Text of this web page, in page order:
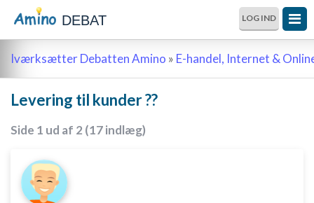
DEBAT LOG IND
Iværksætter Debatten Amino » E-handel, Internet &
Levering til kunder ??
Side 1 ud af 2 (17 indlæg)